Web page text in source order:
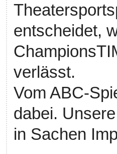
entscheidet,
verlässt.
Vom ABC-
dabei.
in Sachen